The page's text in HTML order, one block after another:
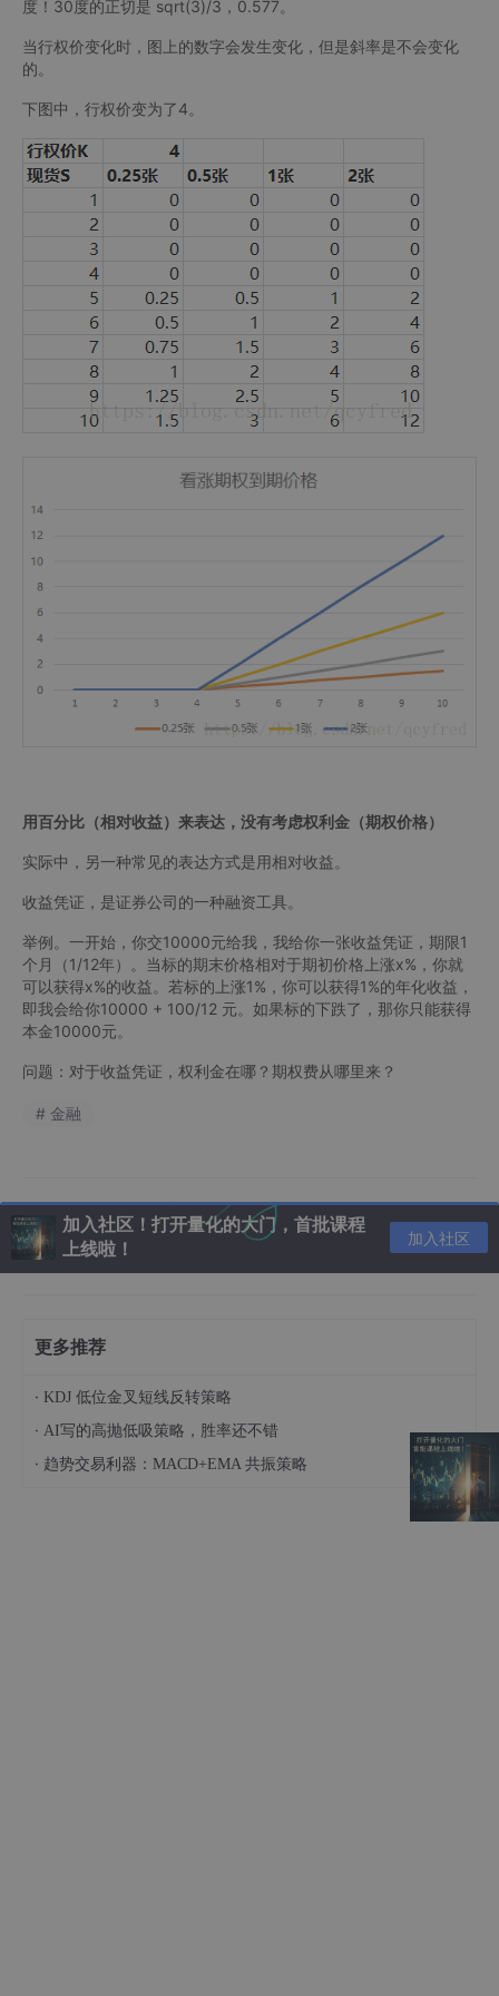
度！30度的正切是 sqrt(3)/3，0.577。
当行权价变化时，图上的数字会发生变化，但是斜率是不会变化
的。
下图中，行权价变为了4。
用百分比（相对收益）来表达，没有考虑权利金（期权价格）
实际中，另一种常见的表达方式是用相对收益。
收益凭证，是证券公司的一种融资工具。
举例。一开始，你交10000元给我，我给你一张收益凭证，期限1
个月（1/12年）。当标的期末价格相对于期初价格上涨x%，你就
可以获得x%的收益。若标的上涨1%，你可以获得1%的年化收益，
即我会给你10000 + 100/12 元。如果标的下跌了，那你只能获得
本金10000元。
问题：对于收益凭证，权利金在哪？期权费从哪里来？
# 金融
加入社区！打开量化的大门，首批课程
上线啦！
加入社区
更多推荐
· KDJ 低位金叉短线反转策略
· AI写的高抛低吸策略，胜率还不错
· 趋势交易利器：MACD+EMA 共振策略